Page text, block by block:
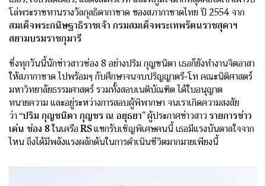
โล่พระราชทานรางวัลกุลธิดากาชาด ของสภากาชาดไทย ปี 2554 จาก
สมเด็จพระกนิษฐาธิราชเจ้า กรมสมเด็จพระเทพรัตนราชสุดาฯ
สยามบรมราชกุมารี
ซึ่งทุกวันนี้นักข่าวสาวช่อง 8 อย่างปริม กุญชนิตา เธอก็ยังทำงานจิตอาสา
ให้สภากาชาด ไปพร้อมๆ กับศึกษาจนจบปริญญาตรี-โท คณะนิติศาสตร์
มหาวิทยาลัยธรรมศาสตร์ รวมทั้งสอบเนติบัณฑิต ได้ใบอนุญาต
ทนายความ และอยู่ระหว่างการสอบผู้พิพากษา จนเราเกิดความสงสัย
ว่า “ปริม กุญชนิตา กุญชร ณ อยุธยา”ผู้ประกาศข่าวสาว รายการข่าว
เด่น ช่อง 8ในเครือ RSแขกรับเชิญพิเศษคนนี้ เธอมีแรงบันดาลใจจาก
ไหน ถึงได้มีพลังแรงผลักดันในการดำเนินชีวิตมากมายเพียงนี้